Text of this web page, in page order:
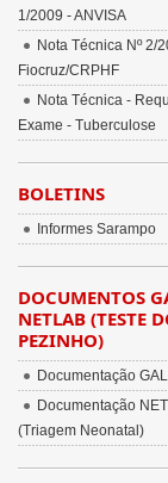
1/2009 - ANVISA
Nota Técnica Nº 2/
Fiocruz/CRPHF
Nota Técnica -
Exame - Tuberculose
BOLETINS
Informes Sarampo
DOCUMENTOS
NETLAB (TESTE
PEZINHO)
Documentação GAL
Documentação
(Triagem Neonatal)